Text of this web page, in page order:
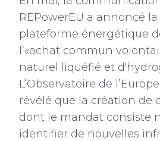
REPowerEU a annoncé
plateforme énergétique
l’«achat commun
naturel liquéfié et
L’Observatoire de
révélé que la création de
dont le mandat consiste
identifier de nouvelles